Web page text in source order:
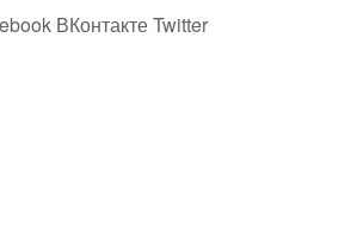
ВКонтактеTwitter